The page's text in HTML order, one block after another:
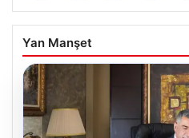
Yan Manşet